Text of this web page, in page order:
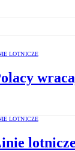
LOTNICZE
LOTNICZE